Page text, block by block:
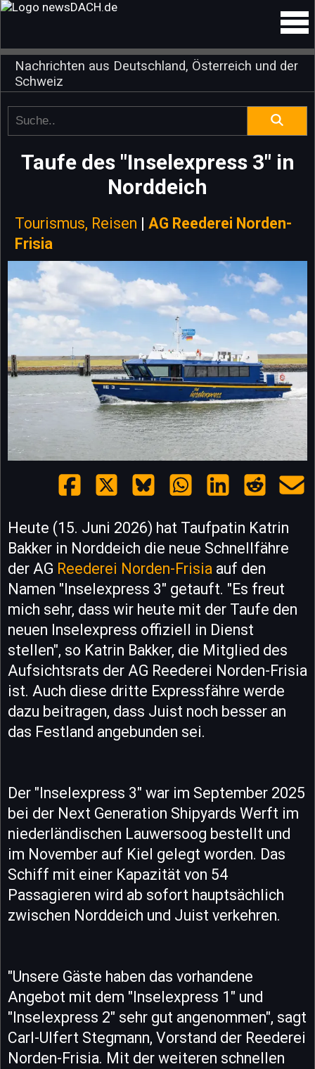
Nachrichten aus Deutschland, Österreich und der
Schweiz
Taufe des "Inselexpress 3" in
Norddeich
Tourismus, Reisen | AG Reederei Norden-
Frisia
Heute (15. Juni 2026) hat Taufpatin Katrin
Bakker in Norddeich die neue Schnellfähre
der AG Reederei Norden-Frisia auf den
Namen "Inselexpress 3" getauft. "Es freut
mich sehr, dass wir heute mit der Taufe den
neuen Inselexpress offiziell in Dienst
stellen", so Katrin Bakker, die Mitglied des
Aufsichtsrats der AG Reederei Norden-Frisia
ist. Auch diese dritte Expressfähre werde
dazu beitragen, dass Juist noch besser an
das Festland angebunden sei.
Der "Inselexpress 3" war im September 2025
bei der Next Generation Shipyards Werft im
niederländischen Lauwersoog bestellt und
im November auf Kiel gelegt worden. Das
Schiff mit einer Kapazität von 54
Passagieren wird ab sofort hauptsächlich
zwischen Norddeich und Juist verkehren.
"Unsere Gäste haben das vorhandene
Angebot mit dem "Inselexpress 1" und
"Inselexpress 2" sehr gut angenommen", sagt
Carl-Ulfert Stegmann, Vorstand der Reederei
Norden-Frisia. Mit der weiteren schnellen